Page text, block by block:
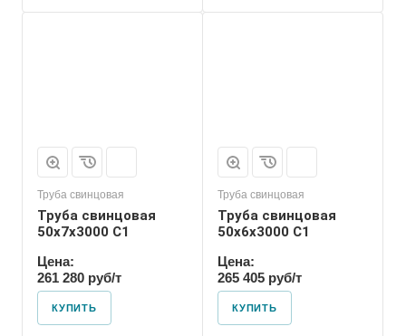
Труба свинцовая
Труба свинцовая
50x7x3000 С1
Цена:
261 280 руб/т
КУПИТЬ
Труба свинцовая
Труба свинцовая
50x6x3000 С1
Цена:
265 405 руб/т
КУПИТЬ